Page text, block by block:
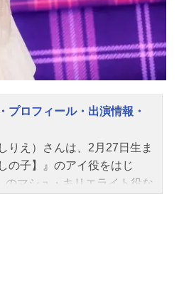
プロフィール・出演情報・
りえ）さんは、2月27日生ま
の子】』のアイ役をはじ
のマシュ・キリエライト役な